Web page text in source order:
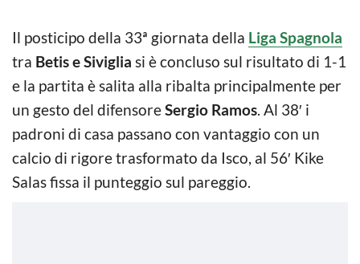
Il posticipo della 33ª giornata della Liga Spagnola
tra Betis e Siviglia si è concluso sul risultato di 1-1
e la partita è salita alla ribalta principalmente per
un gesto del difensoreSergio Ramos. Al 38′ i
padroni di casa passano con vantaggio con un
calcio di rigore trasformato da Isco, al 56′ Kike
Salas fissa il punteggio sul pareggio.